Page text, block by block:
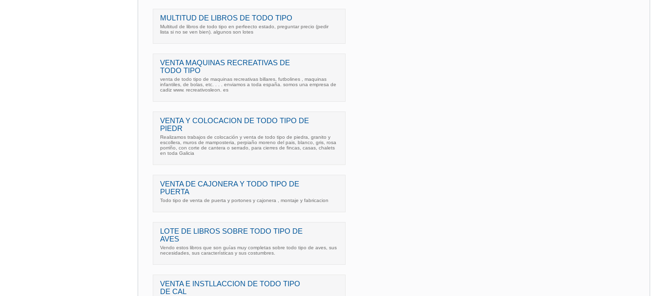
MULTITUD DE LIBROS DE TODO TIPO
Multitud de libros de todo tipo en perfeecto estado, preguntar precio (pedir
lista si no se ven bien). algunos son lotes
VENTA MAQUINAS RECREATIVAS DE
TODO TIPO
venta de todo tipo de maquinas recreativas billares, futbolines , maquinas
infantiles, de bolas, etc. . . . enviamos a toda españa. somos una empresa de
cadiz www. recreativosleon. es
VENTA Y COLOCACION DE TODO TIPO DE
PIEDR
Realizamos trabajos de colocación y venta de todo tipo de piedra, granito y
escollera, muros de mamposteria, perpiaño moreno del pais, blanco, gris, rosa
porriño, con corte de cantera o serrado, para cierres de fincas, casas, chalets
en toda Galicia
VENTA DE CAJONERA Y TODO TIPO DE
PUERTA
Todo tipo de venta de puerta y portones y cajonera , montaje y fabricacion
LOTE DE LIBROS SOBRE TODO TIPO DE
AVES
Vendo estos libros que son guías muy completas sobre todo tipo de aves, sus
necesidades, sus características y sus costumbres.
VENTA E INSTLLACCION DE TODO TIPO
DE CAL